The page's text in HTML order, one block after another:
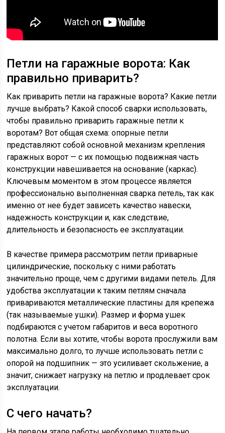
Петли на гаражные ворота: Как
правильно приварить?
Как приварить петли на гаражные ворота? Какие петли
лучше выбрать? Какой способ сварки использовать,
чтобы правильно приварить гаражные петли к
воротам? Вот общая схема: опорные петли
представляют собой основной механизм крепления
гаражных ворот — с их помощью подвижная часть
конструкции навешивается на основание (каркас).
Ключевым моментом в этом процессе является
профессионально выполненная сварка петель, так как
именно от нее будет зависеть качество навески,
надежность конструкции и, как следствие,
длительность и безопасность ее эксплуатации.
В качестве примера рассмотрим петли приварные
цилиндрические, поскольку с ними работать
значительно проще, чем с другими видами петель. Для
удобства эксплуатации к таким петлям сначала
привариваются металлические пластины для крепежа
(так называемые ушки). Размер и форма ушек
подбираются с учетом габаритов и веса воротного
полотна. Если вы хотите, чтобы ворота прослужили вам
максимально долго, то лучше использовать петли с
опорой на подшипник — это усиливает скольжение, а
значит, снижает нагрузку на петлю и продлевает срок
эксплуатации.
С чего начать?